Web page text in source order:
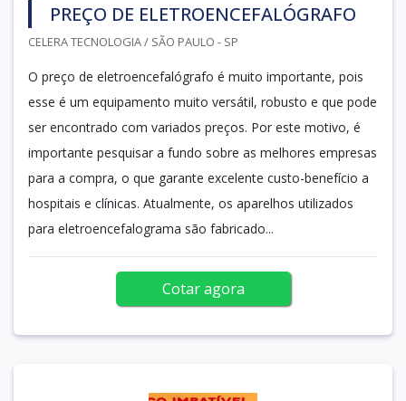
PREÇO DE ELETROENCEFALÓGRAFO
CELERA TECNOLOGIA / SÃO PAULO - SP
O preço de eletroencefalógrafo é muito importante, pois
esse é um equipamento muito versátil, robusto e que pode
ser encontrado com variados preços. Por este motivo, é
importante pesquisar a fundo sobre as melhores empresas
para a compra, o que garante excelente custo-benefício a
hospitais e clínicas. Atualmente, os aparelhos utilizados
para eletroencefalograma são fabricado...
Cotar agora